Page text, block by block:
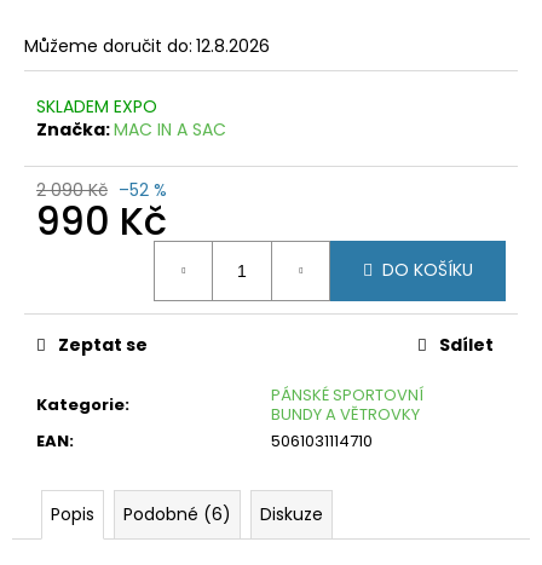
Můžeme doručit do: 12.8.2026
SKLADEM EXPO
Značka:MAC IN A SAC
2 090 Kč –52 %
990 Kč
DO KOŠÍKU
Kategorie:
PÁNSKÉ SPORTOVNÍ
BUNDY A VĚTROVKY
EAN: 5061031114710
Zeptat se Sdílet
Popis Podobné (6) Diskuze
u
j
m
e
FORCE
DARTS
GEL
Kč
Původně: